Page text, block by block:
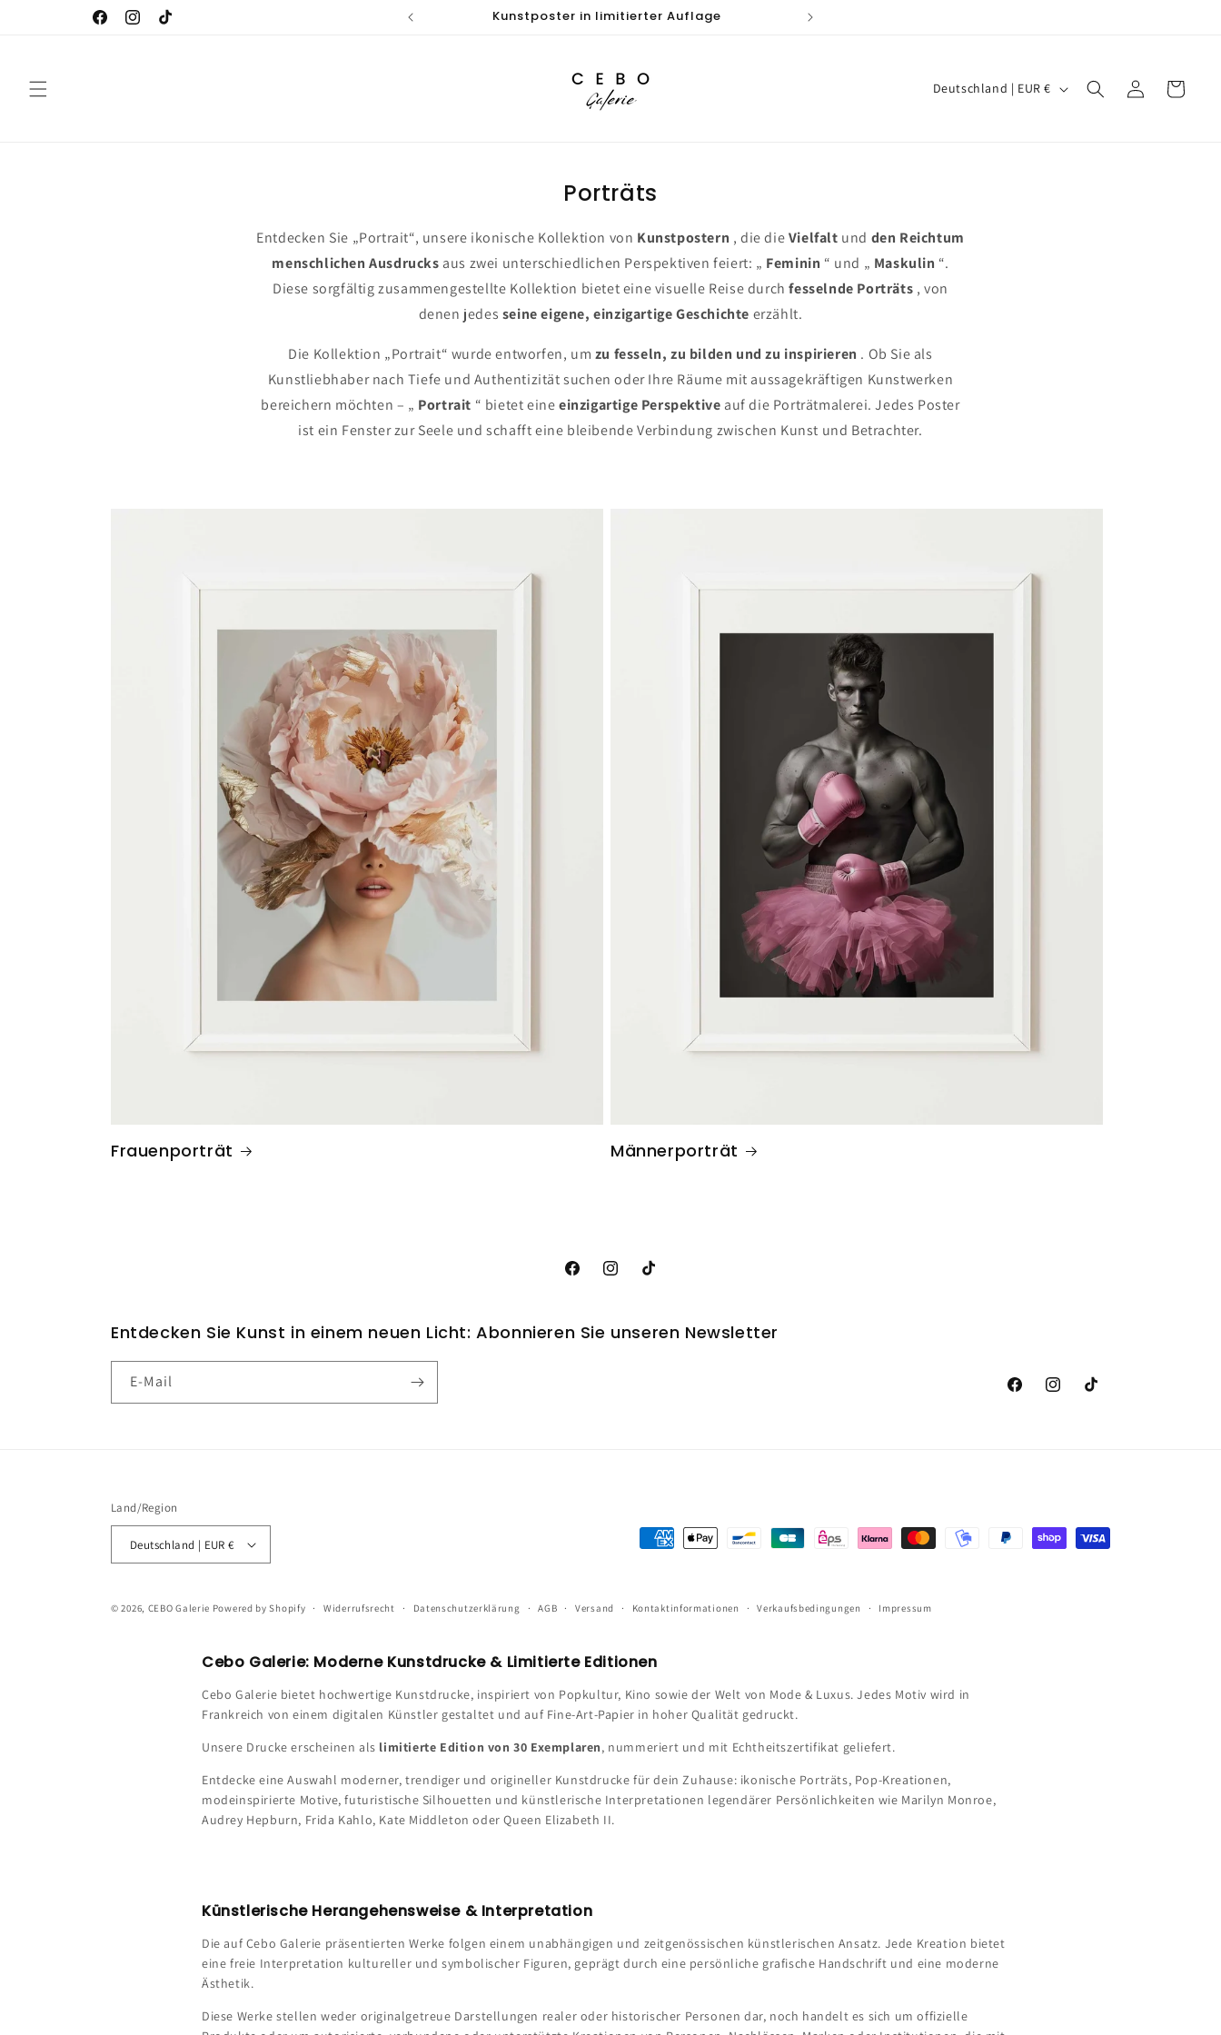
FacebookInstagram
TikTok
Kostenloser Versand bei Bestellungen über 69 €
R
e
g
n
Deutschland | EUR € EinloggenWarenkorb
Porträts
Entdecken Sie „Portrait“, unsere ikonische Kollektion von Kunstpostern , die dieVielfalt und den Reichtum
menschlichen Ausdrucks aus zwei unterschiedlichen Perspektiven feiert: „ Feminin “ und „ Maskulin “.
Diese sorgfältig zusammengestellte Kollektion bietet eine visuelle Reise durchfesselnde Porträts , von
denen jedes seine eigene, einzigartige Geschichte erzählt.
Die Kollektion „Portrait“ wurde entworfen, um zu fesseln, zu bilden und zu inspirieren . Ob Sie als
Kunstliebhaber nach Tiefe und Authentizität suchen oder Ihre Räume mit aussagekräftigen Kunstwerken
bereichern möchten – „ Portrait “ bietet eineeinzigartige Perspektive auf die Porträtmalerei. Jedes Poster
ist ein Fenster zur Seele und schafft eine bleibende Verbindung zwischen Kunst und Betrachter.
Frauenporträt Männerporträt
FacebookInstagramTikTok
Entdecken Sie Kunst in einem neuen Licht: Abonnieren Sie unseren Newsletter
E-Mail
FacebookInstagramTikTok
Land/Region
Deutschland | EUR € Zahlungsmethoden
© 2026, CEBO Galerie Powered by Shopify Widerrufsrecht Datenschutzerklärung AGB Versand Kontaktinformationen Verkaufsbedingungen Impressum
Cebo Galerie: Moderne Kunstdrucke & Limitierte Editionen
Cebo Galerie bietet hochwertige Kunstdrucke, inspiriert von Popkultur, Kino sowie der Welt von Mode & Luxus. Jedes Motiv wird in
Frankreich von einem digitalen Künstler gestaltet und auf Fine-Art-Papier in hoher Qualität gedruckt.
Unsere Drucke erscheinen als limitierte Edition von 30 Exemplaren, nummeriert und mit Echtheitszertifikat geliefert.
Entdecke eine Auswahl moderner, trendiger und origineller Kunstdrucke für dein Zuhause: ikonische Porträts, Pop-Kreationen,
modeinspirierte Motive, futuristische Silhouetten und künstlerische Interpretationen legendärer Persönlichkeiten wie Marilyn Monroe,
Audrey Hepburn, Frida Kahlo, Kate Middleton oder Queen Elizabeth II.
Künstlerische Herangehensweise & Interpretation
Die auf Cebo Galerie präsentierten Werke folgen einem unabhängigen und zeitgenössischen künstlerischen Ansatz. Jede Kreation bietet
eine freie Interpretation kultureller und symbolischer Figuren, geprägt durch eine persönliche grafische Handschrift und eine moderne
Ästhetik.
Diese Werke stellen weder originalgetreue Darstellungen realer oder historischer Personen dar, noch handelt es sich um offizielle